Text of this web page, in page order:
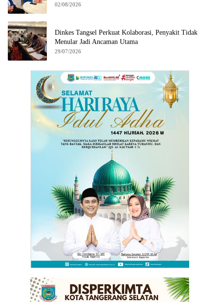
02/08/2026
Dinkes Tangsel Perkuat Kolaborasi, Penyakit Tidak
Menular Jadi Ancaman Utama
29/07/2026